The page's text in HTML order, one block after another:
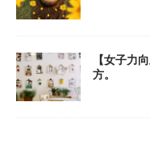
【女子力
方。